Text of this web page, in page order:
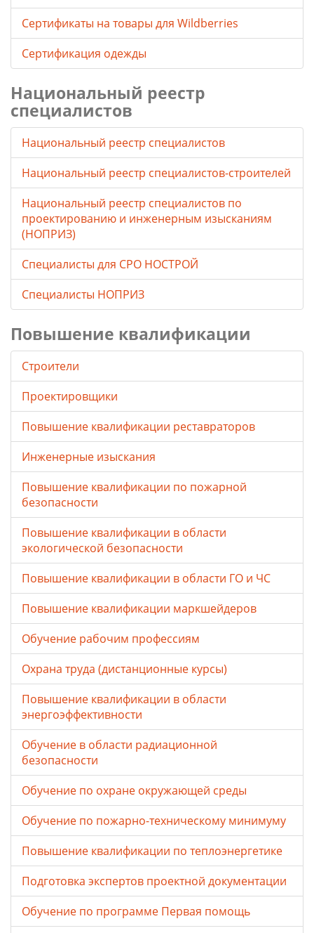
Cертификаты на товары для Wildberries
Сертификация одежды
Национальный реестр
специалистов
Национальный реестр специалистов
Национальный реестр специалистов-строителей
Национальный реестр специалистов по
проектированию и инженерным изысканиям
(НОПРИЗ)
Специалисты для СРО НОСТРОЙ
Специалисты НОПРИЗ
Повышение квалификации
Строители
Проектировщики
Повышение квалификации реставраторов
Инженерные изыскания
Повышение квалификации по пожарной
безопасности
Повышение квалификации в области
экологической безопасности
Повышение квалификации в области ГО и ЧС
Повышение квалификации маркшейдеров
Обучение рабочим профессиям
Охрана труда (дистанционные курсы)
Повышение квалификации в области
энергоэффективности
Обучение в области радиационной
безопасности
Обучение по охране окружающей среды
Обучение по пожарно-техническому минимуму
Повышение квалификации по теплоэнергетике
Подготовка экспертов проектной документации
Обучение по программе Первая помощь